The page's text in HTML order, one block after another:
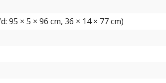
95 × 5 × 96 cm, 36 × 14 × 77 cm)